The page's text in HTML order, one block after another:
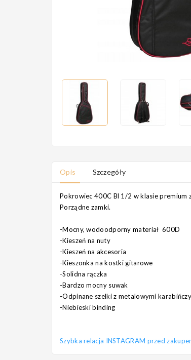
Opis Szczegóły
Pokrowiec 400C Bl 1/2 w klasie premium
Porządne zamki.
-Mocny, wodoodporny materiał 600D
-Kieszeń na nuty
-Kieszeń na akcesoria
-Kieszonka na kostki gitarowe
-Solidna rączka
-Bardzo mocny suwak
-Odpinane szelki z metalowymi
-Niebieski binding
Szybka relacja INSTAGRAM przed